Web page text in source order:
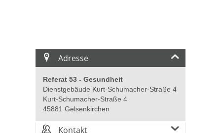
Adresse
Referat 53 - Gesundheit
Dienstgebäude Kurt-Schumacher-Straße 4
Kurt-Schumacher-Straße 4
45881 Gelsenkirchen
Kontakt